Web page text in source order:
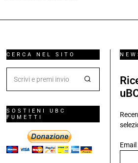
CERCA NEL SITO
SOSTIENI UBC
FUMETTI